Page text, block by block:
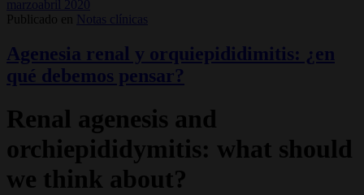
marzoabril 2020
Publicado en
Notas clínicas
Agenesia renal y orquiepididimitis: ¿en
qué debemos pensar?
Renal agenesis and
orchiepididymitis: what should
we think about?